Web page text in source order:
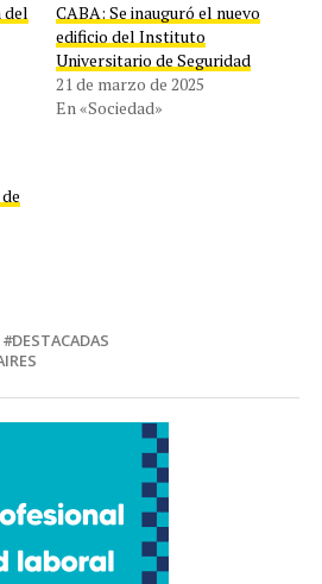
del
CABA: Se inauguró el nuevo
edificio del Instituto
Universitario de Seguridad
21 de marzo de 2025
En «Sociedad»
DESTACADAS